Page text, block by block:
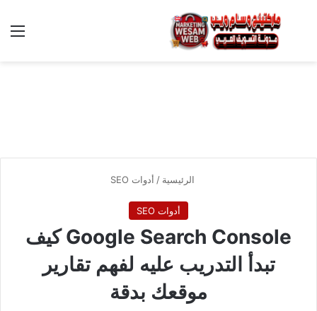
بحث عن
الرئيسية / أدوات SEO
أدوات SEO
Google Search Console كيف
تبدأ التدريب عليه لفهم تقارير
موقعك بدقة